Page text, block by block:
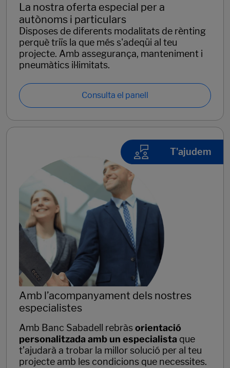
La nostra oferta especial per a
autònoms i particulars
Disposes de diferents modalitats de rènting
perquè triïs la que més s'adeqüi al teu
projecte. Amb assegurança, manteniment i
pneumàtics il·limitats.
Consulta el panell
T'ajudem
Amb l’acompanyament dels nostres
especialistes
Amb Banc Sabadell rebràsorientació
personalitzada amb un especialista que
t’ajudarà a trobar la millor solució per al teu
projecte amb les condicions que necessites.